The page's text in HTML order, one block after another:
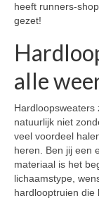
heeft runners-
gezet!
alle
Hardloopsweaters
natuurlijk niet
veel voordeel
heren. Ben jij een
materiaal is het
lichaamstype,
hardlooptruien die